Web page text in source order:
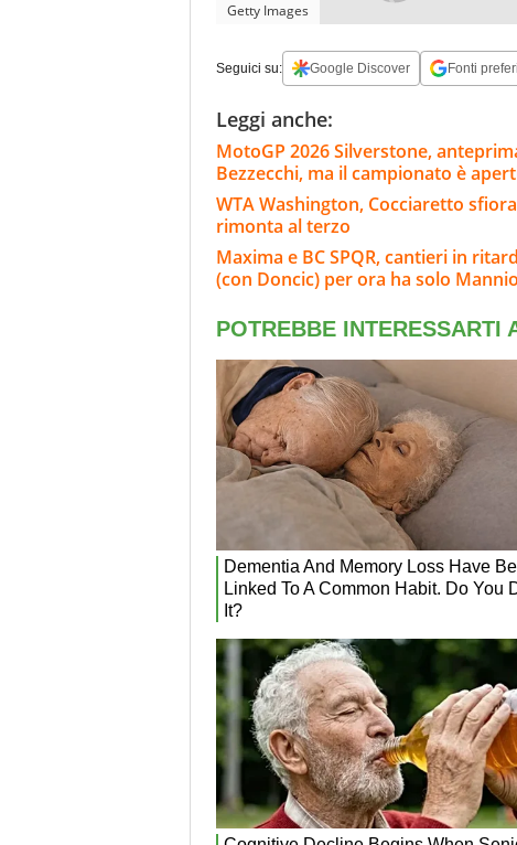
Getty Images
Seguici su: Google Discover Fonti
Leggi anche:
MotoGP 2026 Silverstone,
Bezzecchi, ma il campionato è
WTA Washington, Cocciaretto
rimonta al terzo
Maxima e BC SPQR, cantieri in
(con Doncic) per ora ha solo